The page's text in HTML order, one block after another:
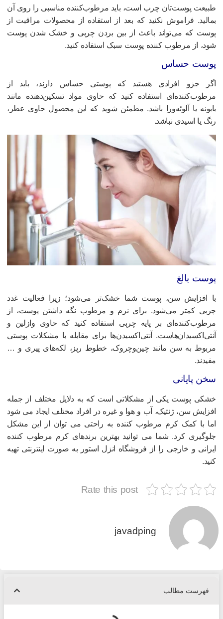
پوست‌تان چرب است، باید مرطوب‌کننده مناسبی را روی آن
فراموش نکنید که بعد از استفاده از محصولات مراقبت از
که می‌تواند باعث از بین بردن چربی و خشک شدن پوست
از مرطوب‌ کننده‌ پوست سبک استفاده کنید.
حساس
جزو افرادی هستید که پوستی حساس دارند، باید از
استفاده کنید که حاوی مواد تسکین‌دهنده مانند
یا آلوئه‌ورا باشد. مطمئن شوید که این محصول حاوی عطر،
یا اسیدی نباشد.
بالغ
افزایش سن، پوست شما خشک‌تر می‌شود؛ زیرا فعالیت غدد
کمتر می‌شود. برای نرم و مرطوب نگه داشتن پوست، از
بر پایه چربی استفاده کنید که حاوی وازلین و
آنتی‌اکسیدن‌ها برای مقابله با مشکلات پوستی
به سن مانند چین‌وچروک، خطوط ریز، لکه‌های پیری و …
پایانی
پوست یکی از مشکلاتی است که به دلایل مختلف از جمله
سن، ژنتیک، آب و هوا و غیره در افراد مختلف ایجاد می شود
با کمک کرم مرطوب کننده به راحتی می توان از این مشکل
کرد. شما می توانید بهترین برندهای کرم مرطوب کننده
و خارجی را از فروشگاه انزل استور به صورت اینترنتی تهیه
Rate this post
javadping
فهرست مطالب